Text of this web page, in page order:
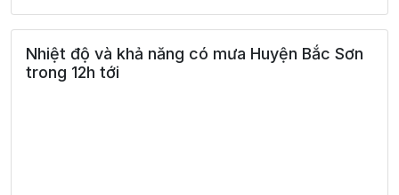
Nhiệt độ và khả năng có mưa Huyện Bắc Sơn
trong 12h tới